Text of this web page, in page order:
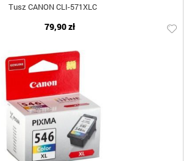
Tusz CANON CLI-571XLC
79,90 zł